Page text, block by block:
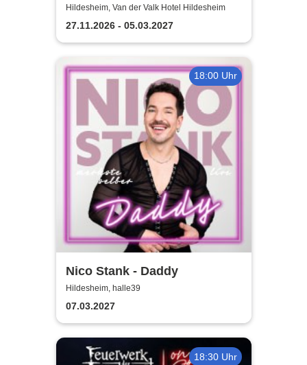
Exklusive
Erlebnisgastronomie | Seit 14
Jahren & über 500 Magic
Dinner Shows
Hildesheim, Van der Valk Hotel Hildesheim
27.11.2026 - 05.03.2027
18:00 Uhr
Nico Stank - Daddy
Hildesheim, halle39
07.03.2027
18:30 Uhr